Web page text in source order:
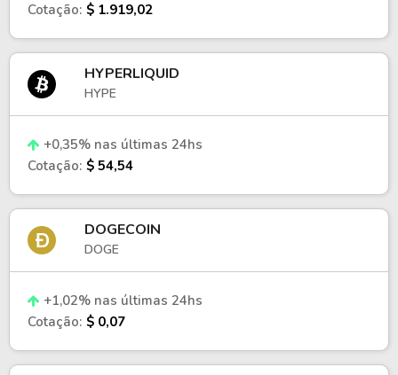
Cotação: $ 1.919,02
HYPERLIQUID
HYPE
+0,35% nas últimas 24hs
Cotação: $ 54,54
DOGECOIN
DOGE
+1,02% nas últimas 24hs
Cotação: $ 0,07